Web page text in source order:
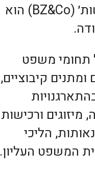
משרד עורכי הדין בשה זבידה ושות׳ (BZ&Co) הוא
תחומי משפט
קיבוציים,
ורכישות
הליכי
המשפט העליון.